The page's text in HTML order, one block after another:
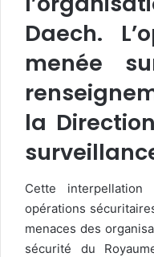
Daech.
menée
la
Cette
opérations
menaces des
sécurité du